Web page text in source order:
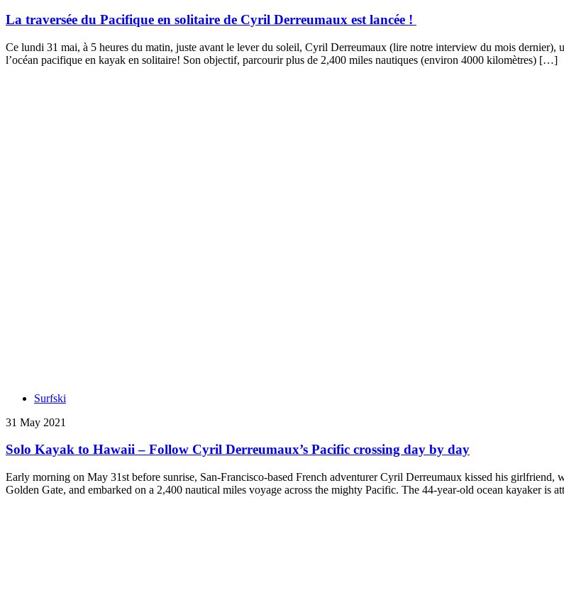
La traversée du Pacifique en solitaire de Cyril Derreumaux est lancée !
Ce lundi 31 mai, à 5 heures du matin, juste avant le lever du soleil, Cyril Derreumaux (lire notre interview du mois dernier),
l’océan pacifique en kayak en solitaire! Son objectif, parcourir plus de 2,400 miles nautiques (environ 4000 kilomètres) […]
Surfski
31 May 2021
Solo Kayak to Hawaii – Follow Cyril Derreumaux’s Pacific crossing day by day
Early morning on May 31st before sunrise, San-Francisco-based French adventurer Cyril Derreumaux kissed his girlfriend,
Golden Gate, and embarked on a 2,400 nautical miles voyage across the mighty Pacific. The 44-year-old ocean kayaker is